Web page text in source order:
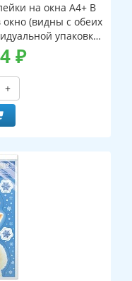
на окна А4+ В
(видны с обеих
упаковке,
клапаном)
₽
+